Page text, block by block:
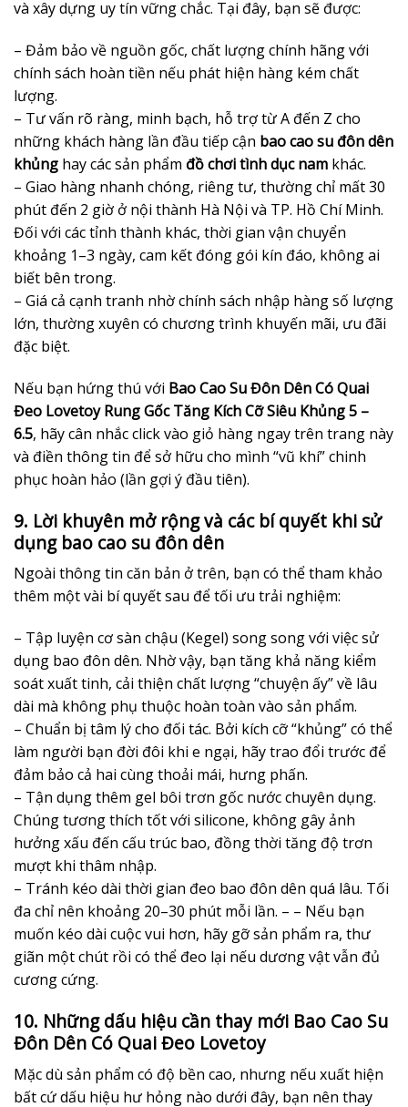
và xây dựng uy tín vững chắc. Tại đây, bạn sẽ được:
– Đảm bảo về nguồn gốc, chất lượng chính hãng với
chính sách hoàn tiền nếu phát hiện hàng kém chất
lượng.
– Tư vấn rõ ràng, minh bạch, hỗ trợ từ A đến Z cho
những khách hàng lần đầu tiếp cận bao cao su đôn dên
khủng hay các sản phẩm đồ chơi tình dục nam khác.
– Giao hàng nhanh chóng, riêng tư, thường chỉ mất 30
phút đến 2 giờ ở nội thành Hà Nội và TP. Hồ Chí Minh.
Đối với các tỉnh thành khác, thời gian vận chuyển
khoảng 1–3 ngày, cam kết đóng gói kín đáo, không ai
biết bên trong.
– Giá cả cạnh tranh nhờ chính sách nhập hàng số lượng
lớn, thường xuyên có chương trình khuyến mãi, ưu đãi
đặc biệt.
Nếu bạn hứng thú với Bao Cao Su Đôn Dên Có Quai
Đeo Lovetoy Rung Gốc Tăng Kích Cỡ Siêu Khủng 5 –
6.5, hãy cân nhắc click vào giỏ hàng ngay trên trang này
và điền thông tin để sở hữu cho mình “vũ khí” chinh
phục hoàn hảo (lần gợi ý đầu tiên).
9. Lời khuyên mở rộng và các bí quyết khi sử
dụng bao cao su đôn dên
Ngoài thông tin căn bản ở trên, bạn có thể tham khảo
thêm một vài bí quyết sau để tối ưu trải nghiệm:
– Tập luyện cơ sàn chậu (Kegel) song song với việc sử
dụng bao đôn dên. Nhờ vậy, bạn tăng khả năng kiểm
soát xuất tinh, cải thiện chất lượng “chuyện ấy” về lâu
dài mà không phụ thuộc hoàn toàn vào sản phẩm.
– Chuẩn bị tâm lý cho đối tác. Bởi kích cỡ “khủng” có thể
làm người bạn đời đôi khi e ngại, hãy trao đổi trước để
đảm bảo cả hai cùng thoải mái, hưng phấn.
– Tận dụng thêm gel bôi trơn gốc nước chuyên dụng.
Chúng tương thích tốt với silicone, không gây ảnh
hưởng xấu đến cấu trúc bao, đồng thời tăng độ trơn
mượt khi thâm nhập.
– Tránh kéo dài thời gian đeo bao đôn dên quá lâu. Tối
đa chỉ nên khoảng 20–30 phút mỗi lần. – – Nếu bạn
muốn kéo dài cuộc vui hơn, hãy gỡ sản phẩm ra, thư
giãn một chút rồi có thể đeo lại nếu dương vật vẫn đủ
cương cứng.
10. Những dấu hiệu cần thay mới Bao Cao Su
Đôn Dên Có Quai Đeo Lovetoy
Mặc dù sản phẩm có độ bền cao, nhưng nếu xuất hiện
bất cứ dấu hiệu hư hỏng nào dưới đây, bạn nên thay